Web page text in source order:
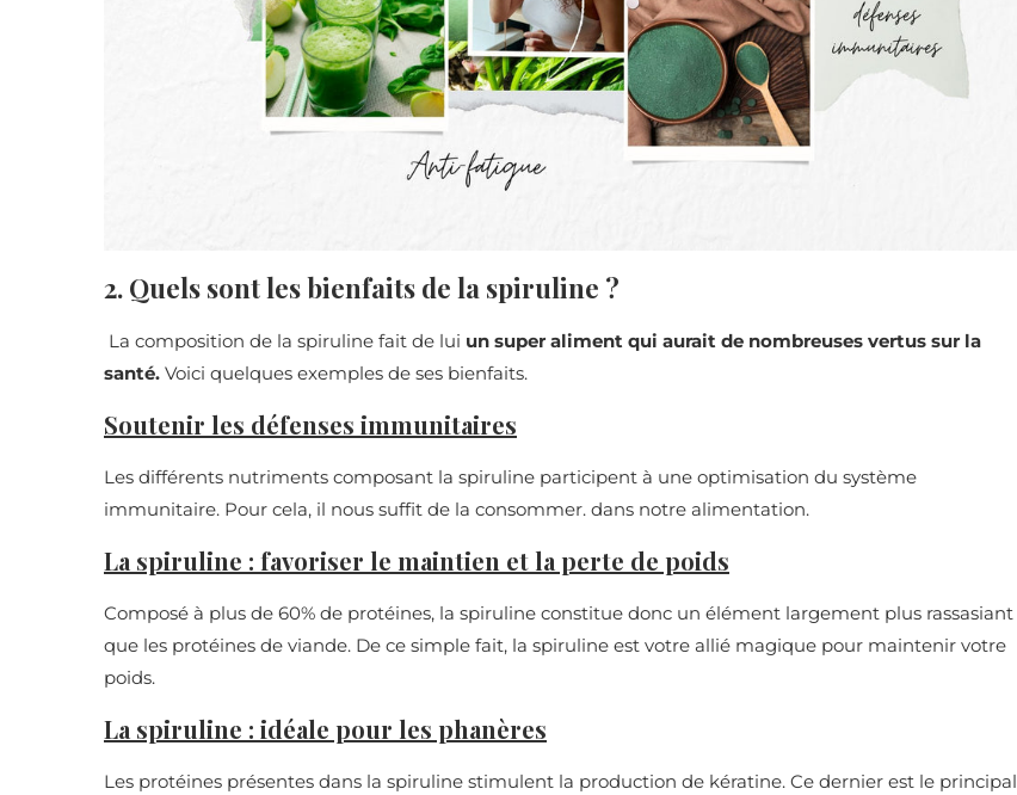
2. Quels sont les bienfaits de la spiruline ?
La composition de la spiruline fait de lui un super aliment qui aurait de nombreuses vertus sur la
santé. Voici quelques exemples de ses bienfaits.
Soutenir les défenses immunitaires
Les différents nutriments composant la spiruline participent à une optimisation du système
immunitaire. Pour cela, il nous suffit de la consommer. dans notre alimentation.
La spiruline : favoriser le maintien et la perte de poids
Composé à plus de 60% de protéines, la spiruline constitue donc un élément largement plus rassasiant
que les protéines de viande. De ce simple fait, la spiruline est votre allié magique pour maintenir votre
poids.
La spiruline : idéale pour les phanères
Les protéines présentes dans la spiruline stimulent la production de kératine. Ce dernier est le principal